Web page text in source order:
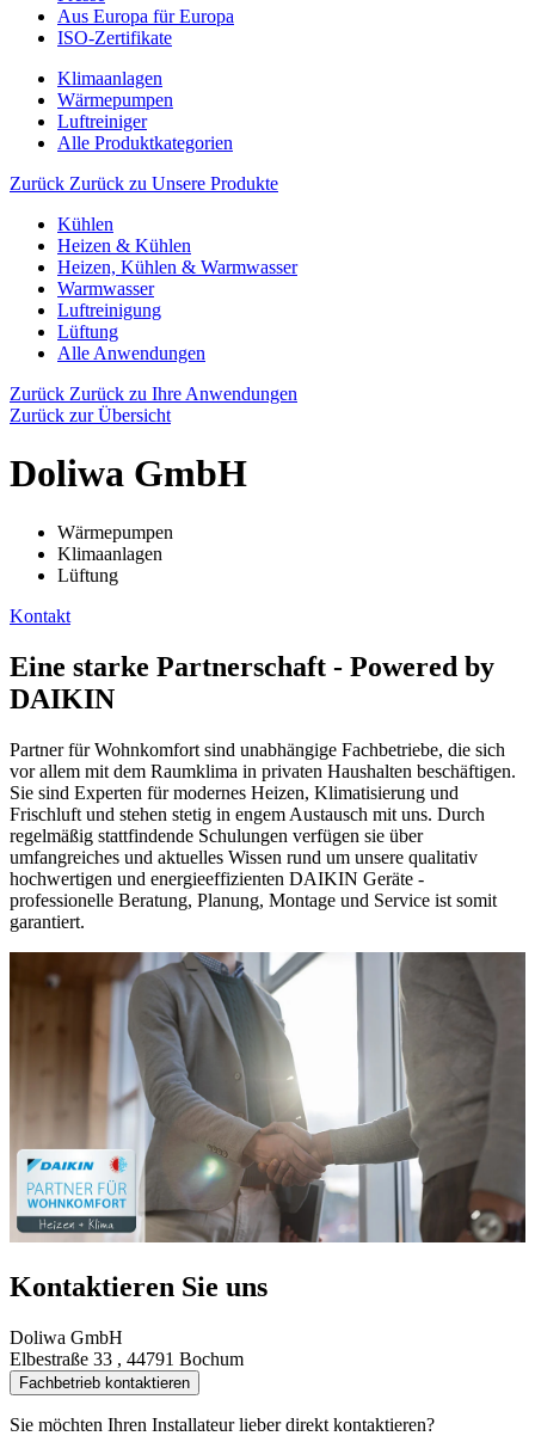
Aus Europa für Europa
ISO-Zertifikate
Klimaanlagen
Wärmepumpen
Luftreiniger
Alle Produktkategorien
Zurück Zurück zu Unsere Produkte
Kühlen
Heizen & Kühlen
Heizen, Kühlen & Warmwasser
Warmwasser
Luftreinigung
Lüftung
Alle Anwendungen
Zurück Zurück zu Ihre Anwendungen
Zurück zur Übersicht
Doliwa GmbH
Wärmepumpen
Klimaanlagen
Lüftung
Kontakt
Eine starke Partnerschaft - Powered by
DAIKIN
Partner für Wohnkomfort sind unabhängige Fachbetriebe, die sich
vor allem mit dem Raumklima in privaten Haushalten beschäftigen.
Sie sind Experten für modernes Heizen, Klimatisierung und
Frischluft und stehen stetig in engem Austausch mit uns. Durch
regelmäßig stattfindende Schulungen verfügen sie über
umfangreiches und aktuelles Wissen rund um unsere qualitativ
hochwertigen und energieeffizienten DAIKIN Geräte -
professionelle Beratung, Planung, Montage und Service ist somit
garantiert.
Kontaktieren Sie uns
Doliwa GmbH
Elbestraße 33 , 44791 Bochum
Fachbetrieb kontaktieren
Sie möchten Ihren Installateur lieber direkt kontaktieren?